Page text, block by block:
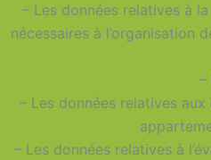
– Les données relatives à
nécessaires à l’organisation
–
– Les données relatives
– Les données relatives à